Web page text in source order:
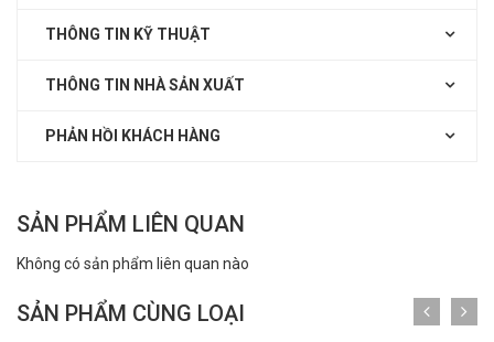
THÔNG TIN KỸ THUẬT
THÔNG TIN NHÀ SẢN XUẤT
PHẢN HỒI KHÁCH HÀNG
SẢN PHẨM LIÊN QUAN
Không có sản phẩm liên quan nào
SẢN PHẨM CÙNG LOẠI